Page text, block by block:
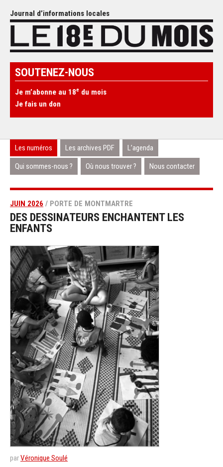
Journal d’informations locales
SOUTENEZ-NOUS
Je m’abonne au 18e du mois
Je fais un don
Les numéros Les archives PDF L’agenda
Qui sommes-nous ? Où nous trouver ? Nous contacter
JUIN 2026 / PORTE DE MONTMARTRE
DES DESSINATEURS ENCHANTENT LES
ENFANTS
parVéronique Soulé